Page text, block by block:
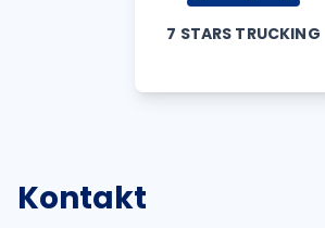
7 STARS TRUCKING
Kontakt